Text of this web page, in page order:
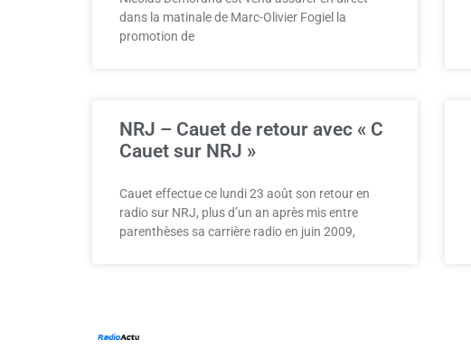
dans la matinale de Marc-Olivier Fogiel la
promotion de
NRJ – Cauet de retour avec « C
Cauet sur NRJ »
Cauet effectue ce lundi 23 août son retour en
radio sur NRJ, plus d’un an après mis entre
parenthèses sa carrière radio en juin 2009,